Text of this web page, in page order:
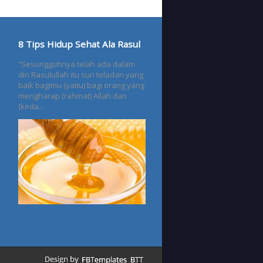
8 Tips Hidup Sehat Ala Rasul
“Sesungguhnya telah ada dalam
diri Rasulullah itu suri teladan yang
baik bagimu (yaitu) bagi orang yang
mengharap (rahmat) Allah dan
(keda...